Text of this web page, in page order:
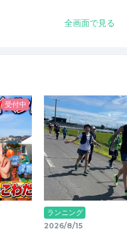
全画面で見る
受付中
ランニング
2026/8/15